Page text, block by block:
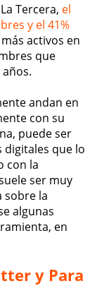
Tercera, el
y el 41%
activos en
que
andan en
con su
puede ser
digitales que lo
con la
ser muy
sobre la
algunas
en
y Para